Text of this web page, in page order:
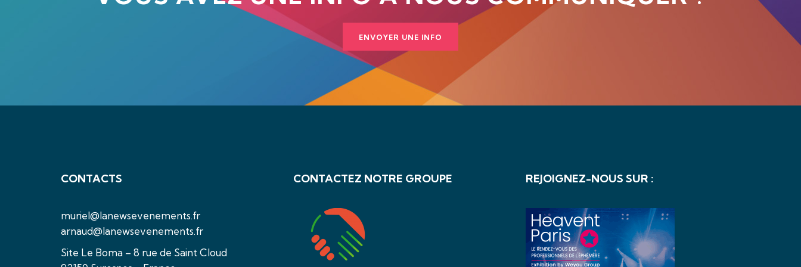
ENVOYER UNE INFO
CONTACTS
muriel@lanewsevenements.fr
arnaud@lanewsevenements.fr
Site Le Boma – 8 rue de Saint Cloud
CONTACTEZ NOTRE GROUPE REJOIGNEZ-NOUS SUR :